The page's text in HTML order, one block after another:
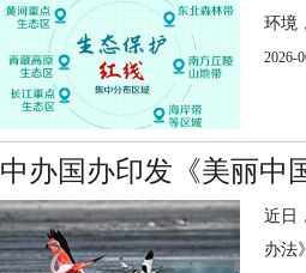
环境
2026-
中办国办印发《美丽中
近日
办法